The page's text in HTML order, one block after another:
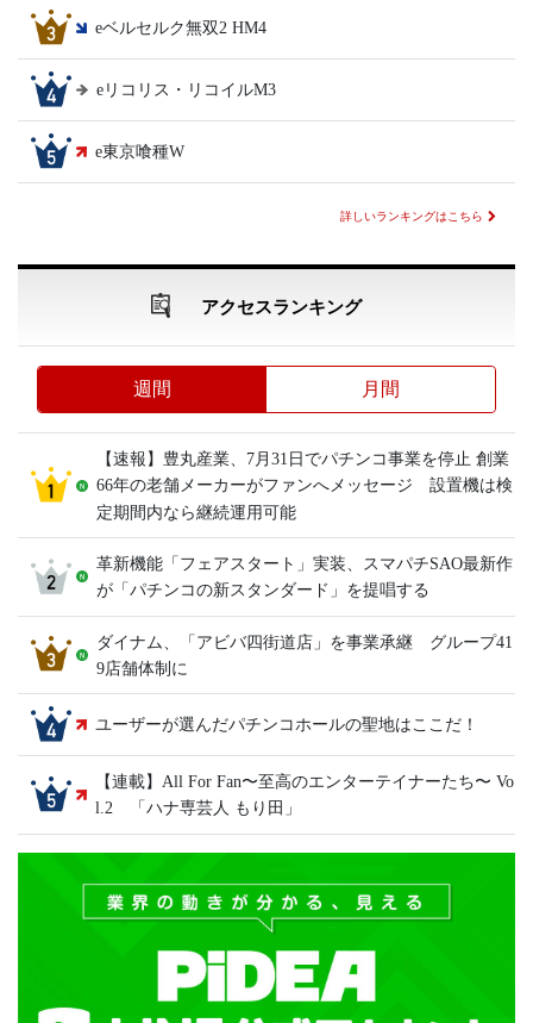
eベルセルク無双2 HM4
eリコリス・リコイルM3
e東京喰種W
詳しいランキングはこちら
アクセスランキング
週間 月間
【速報】豊丸産業、7月31日でパチンコ事業を停止 創業
66年の老舗メーカーがファンへメッセージ 設置機は検
定期間内なら継続運用可能
革新機能「フェアスタート」実装、スマパチSAO最新作
が「パチンコの新スタンダード」を提唱する
ダイナム、「アビバ四街道店」を事業承継 グループ41
9店舗体制に
ユーザーが選んだパチンコホールの聖地はここだ！
【連載】All For Fan〜至高のエンターテイナーたち〜 Vo
l.2 「ハナ専芸人 もり田」